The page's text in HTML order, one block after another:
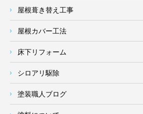
屋根葺き替え工事
屋根カバー工法
床下リフォーム
シロアリ駆除
塗装職人ブログ